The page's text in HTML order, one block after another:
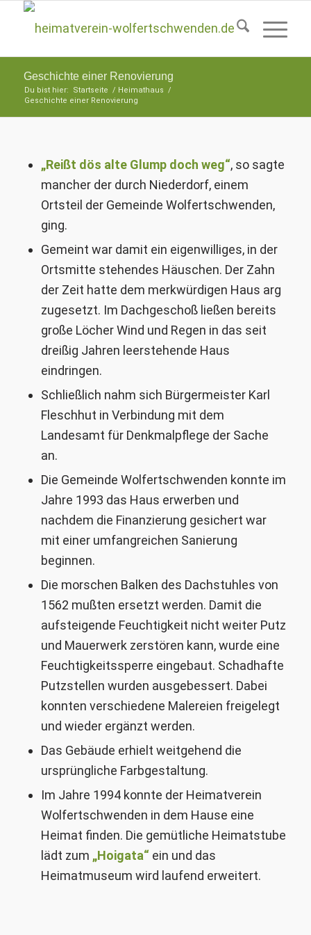
Geschichte einer Renovierung
Du bist hier: Startseite / Heimathaus /
Geschichte einer Renovierung
„Reißt dös alte Glump doch weg“, so sagte
mancher der durch Niederdorf, einem
Ortsteil der Gemeinde Wolfertschwenden,
ging.
Gemeint war damit ein eigenwilliges, in der
Ortsmitte stehendes Häuschen. Der Zahn
der Zeit hatte dem merkwürdigen Haus arg
zugesetzt. Im Dachgeschoß ließen bereits
große Löcher Wind und Regen in das seit
dreißig Jahren leerstehende Haus
eindringen.
Schließlich nahm sich Bürgermeister Karl
Fleschhut in Verbindung mit dem
Landesamt für Denkmalpflege der Sache
an.
Die Gemeinde Wolfertschwenden konnte im
Jahre 1993 das Haus erwerben und
nachdem die Finanzierung gesichert war
mit einer umfangreichen Sanierung
beginnen.
Die morschen Balken des Dachstuhles von
1562 mußten ersetzt werden. Damit die
aufsteigende Feuchtigkeit nicht weiter Putz
und Mauerwerk zerstören kann, wurde eine
Feuchtigkeitssperre eingebaut. Schadhafte
Putzstellen wurden ausgebessert. Dabei
konnten verschiedene Malereien freigelegt
und wieder ergänzt werden.
Das Gebäude erhielt weitgehend die
ursprüngliche Farbgestaltung.
Im Jahre 1994 konnte der Heimatverein
Wolfertschwenden in dem Hause eine
Heimat finden. Die gemütliche Heimatstube
lädt zum „Hoigata“ ein und das
Heimatmuseum wird laufend erweitert.